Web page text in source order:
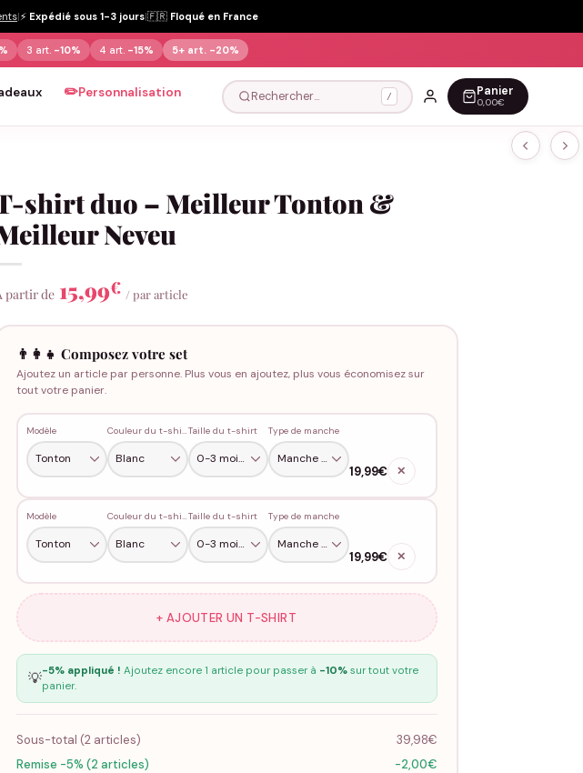
|⚡ Expédié sous 1-3 jours|🇫🇷 Floqué en France
3 art. -10% 4 art. -15% 5+ art. -20%
✏️Personnalisation Rechercher… / Panier
0,00€
shirt duo – Meilleur Tonton &
Neveu
partir de 15,99€ / par article
👨‍👩‍👧 Composez votre set
Ajoutez un article par personne. Plus vous en ajoutez, plus vous économisez sur
tout votre panier.
Modèle Taille du t-shirt Type de manche
19,99€ ✕
Modèle Taille du t-shirt Type de manche
19,99€ ✕
+ AJOUTER UN T-SHIRT
💡-5% appliqué ! Ajoutez encore 1 article pour passer à -10%sur tout votre
panier.
Sous-total (2articles)
39,98€
Remise -5% (2 articles)
-2,00€